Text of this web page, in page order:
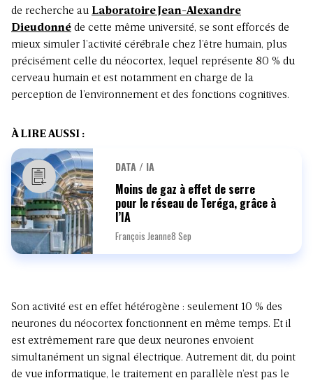
de recherche au Laboratoire Jean-Alexandre
Dieudonné de cette même université, se sont efforcés de
mieux simuler l’activité cérébrale chez l’être humain, plus
précisément celle du néocortex, lequel représente 80 % du
cerveau humain et est notamment en charge de la
perception de l’environnement et des fonctions cognitives.
À LIRE AUSSI :
DATA / IA
Moins de gaz à effet de serre
pour le réseau de Teréga, grâce à
l’IA
François Jeanne8 Sep
Son activité est en effet hétérogène : seulement 10 % des
neurones du néocortex fonctionnent en même temps. Et il
est extrêmement rare que deux neurones envoient
simultanément un signal électrique. Autrement dit, du point
de vue informatique, le traitement en parallèle n’est pas le